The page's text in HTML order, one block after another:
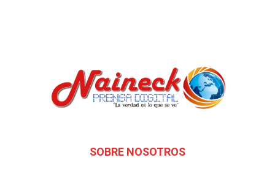
SOBRE NOSOTROS